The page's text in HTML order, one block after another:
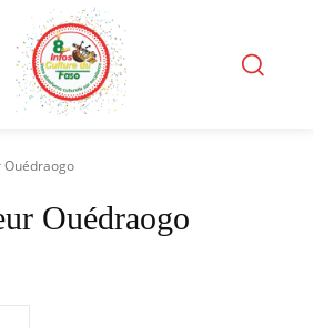
Ouédraogo
Ouédraogo